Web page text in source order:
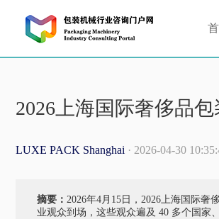
2026上海国际奢侈品
LUXE PACK Shanghai · 2026-04-30
摘要： 2026年4月15日，2026上海国际奢
业观众到场，这些观众遍及 40 多个国家